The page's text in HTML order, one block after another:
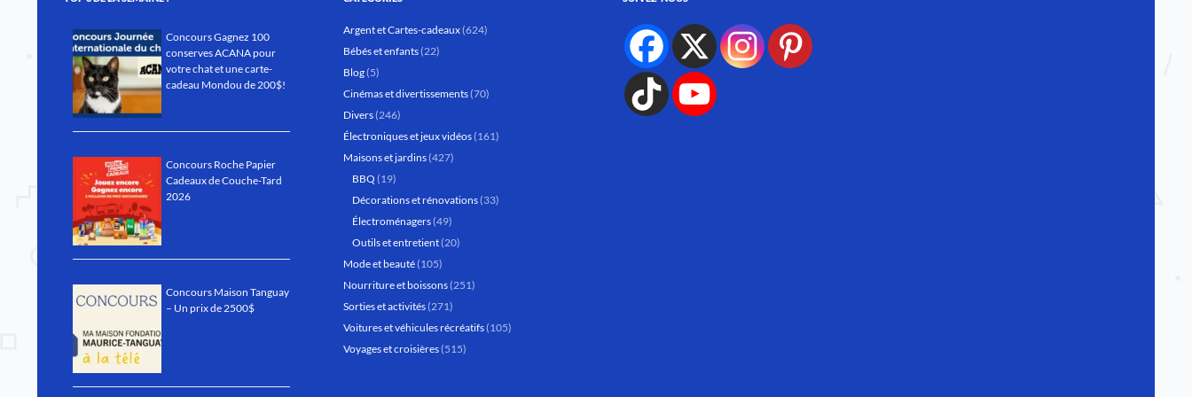
Concours Gagnez 100
conserves ACANA pour
votre chat et une carte-
cadeau Mondou de 200$!
Concours Roche Papier
Cadeaux de Couche-Tard
2026
Concours Maison Tanguay
– Un prix de 2500$
Argent et Cartes-cadeaux(624)
Bébés et enfants(22)
Blog(5)
Cinémas et divertissements(70)
Divers(246)
Électroniques et jeux vidéos(161)
Maisons et jardins(427)
BBQ (19)
Décorations et rénovations(33)
Électroménagers(49)
Outils et entretient(20)
Mode et beauté(105)
Nourriture et boissons(251)
Sorties et activités(271)
Voitures et véhicules récréatifs(105)
Voyages et croisières(515)